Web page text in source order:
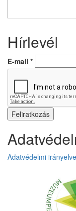
Hírlevél
E-mail *
Adatvédelmi